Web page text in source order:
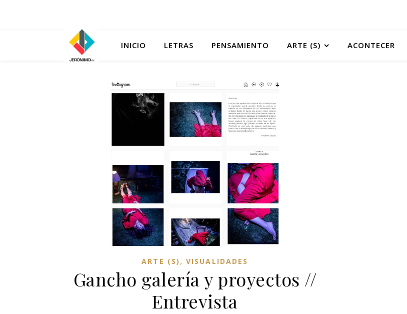
INICIO LETRAS PENSAMIENTO ARTE (S) ACONTECER
ARTE (S) ,VISUALIDADES
Gancho galería y proyectos //
Entrevista